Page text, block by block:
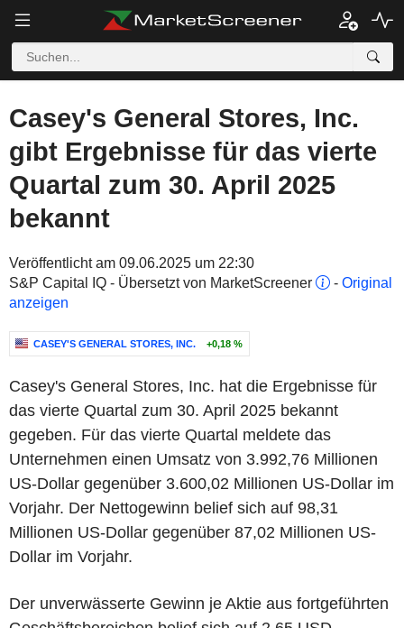
Casey's General Stores, Inc.
gibt Ergebnisse für das vierte
Quartal zum 30. April 2025
bekannt
Veröffentlicht am 09.06.2025 um 22:30
S&P Capital IQ - Übersetzt von MarketScreener
- Original
anzeigen
CASEY'S GENERAL STORES, INC. +0,18 %
Casey's General Stores, Inc. hat die Ergebnisse für
das vierte Quartal zum 30. April 2025 bekannt
gegeben. Für das vierte Quartal meldete das
Unternehmen einen Umsatz von 3.992,76 Millionen
US-Dollar gegenüber 3.600,02 Millionen US-Dollar im
Vorjahr. Der Nettogewinn belief sich auf 98,31
Millionen US-Dollar gegenüber 87,02 Millionen US-
Dollar im Vorjahr.
Der unverwässerte Gewinn je Aktie aus fortgeführten